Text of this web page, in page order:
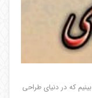
که در دنیای طراحی